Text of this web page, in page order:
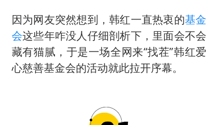
因为网友突然想到，韩红一直热衷的基金
会这些年咋没人仔细剖析下，里面会不会
藏有猫腻，于是一场全网来“找茬”韩红爱
心慈善基金会的活动就此拉开序幕。